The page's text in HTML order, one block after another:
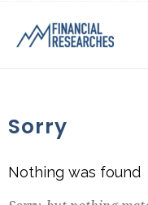
Sorry
Nothing was found